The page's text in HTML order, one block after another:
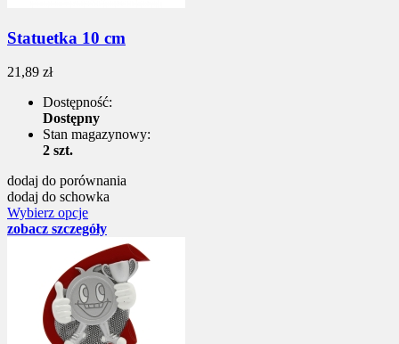
Statuetka 10 cm
21,89 zł
Dostępność:
Dostępny
Stan magazynowy:
2 szt.
dodaj do porównania
dodaj do schowka
Wybierz opcje
zobacz szczegóły